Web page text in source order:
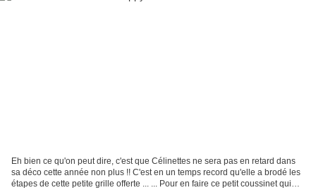
Eh bien ce qu'on peut dire, c'est que Célinettes ne sera pas en retard dans
sa déco cette année non plus !! C'est en un temps record qu'elle a brodé les
étapes de cette petite grille offerte ... ... Pour en faire ce petit coussinet qui